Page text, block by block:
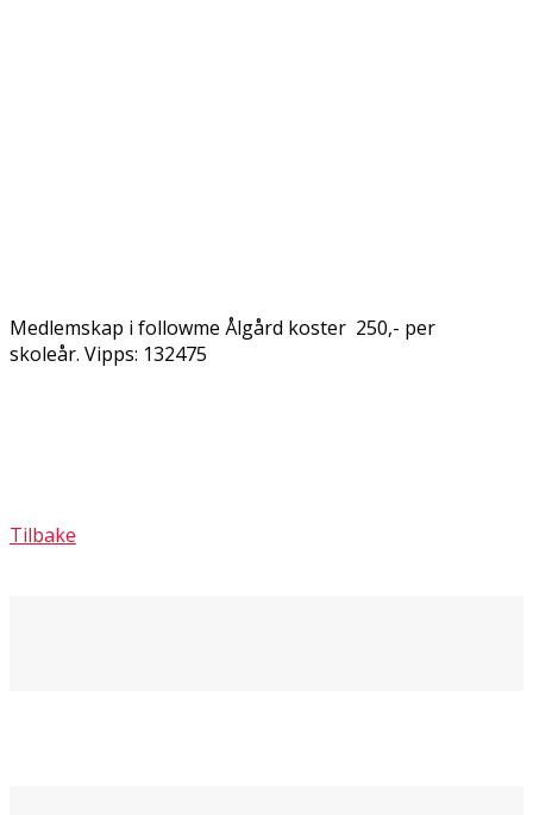
Medlemskap i followme Ålgård koster 250,- per
skoleår. Vipps: 132475
Tilbake